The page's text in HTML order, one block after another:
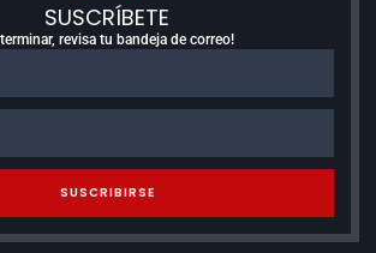
SUSCRÍBETE
terminar, revisa tu bandeja de correo!
SUSCRIBIRSE